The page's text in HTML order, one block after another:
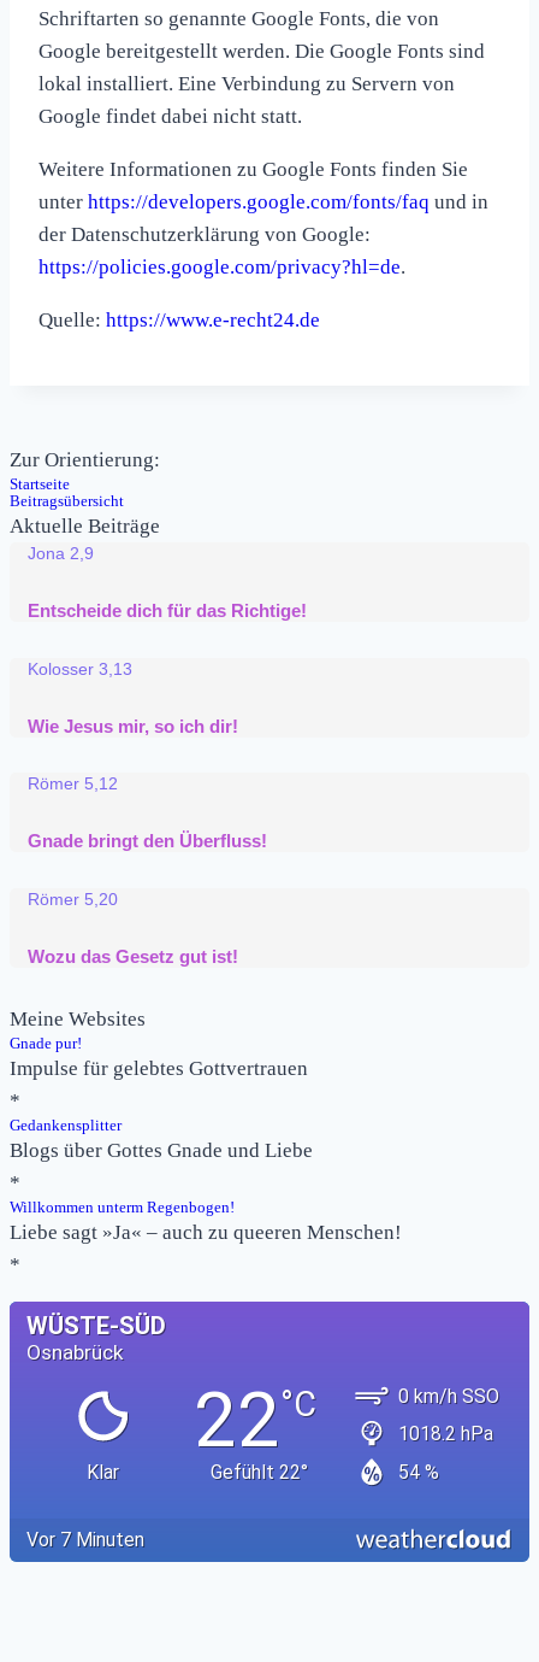
Schriftarten so genannte Google Fonts, die von
Google bereitgestellt werden. Die Google Fonts sind
lokal installiert. Eine Verbindung zu Servern von
Google findet dabei nicht statt.
Weitere Informationen zu Google Fonts finden Sie
unter https://developers.google.com/fonts/faq und in
der Datenschutzerklärung von Google:
https://policies.google.com/privacy?hl=de.
Quelle: https://www.e-recht24.de
Zur Orientierung:
Startseite
Beitragsübersicht
Aktuelle Beiträge
Jona 2,9
Entscheide dich für das Richtige!
Kolosser 3,13
Wie Jesus mir, so ich dir!
Römer 5,12
Gnade bringt den Überfluss!
Römer 5,20
Wozu das Gesetz gut ist!
Meine Websites
Gnade pur!
Impulse für gelebtes Gottvertrauen
*
Gedankensplitter
Blogs über Gottes Gnade und Liebe
*
Willkommen unterm Regenbogen!
Liebe sagt »Ja« – auch zu queeren Menschen!
*